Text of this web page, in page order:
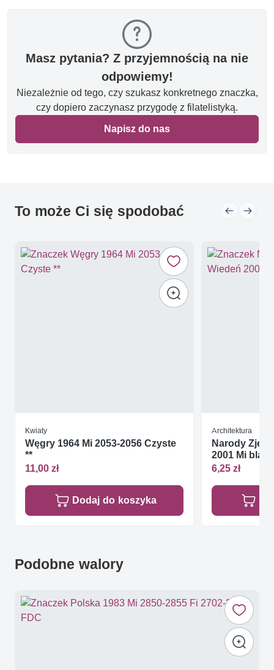
Masz pytania? Z przyjemnością na nie
odpowiemy!
Niezależnie od tego, czy szukasz konkretnego znaczka,
czy dopiero zaczynasz przygodę z filatelistyką.
Napisz do nas
To może Ci się spodobać
Kwiaty
Węgry 1964 Mi 2053-2056 Czyste
**
11,00 zł
Dodaj do koszyka
Architektura
Narody
2001 Mi blatt
6,25 zł
Podobne walory